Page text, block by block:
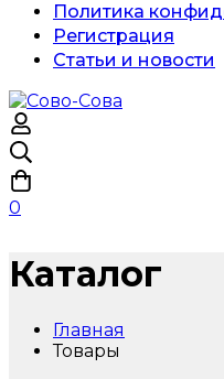
Политика
Регистрация
Статьи и новости
0
Каталог
Главная
Товары